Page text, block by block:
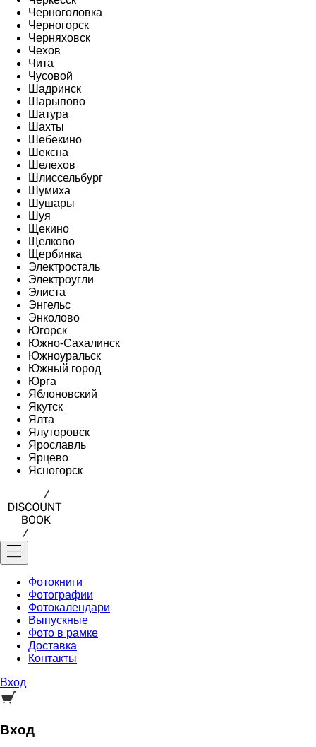
Черноголовка
Черногорск
Черняховск
Чехов
Чита
Чусовой
Шадринск
Шарыпово
Шатура
Шахты
Шебекино
Шексна
Шелехов
Шлиссельбург
Шумиха
Шушары
Шуя
Щекино
Щелково
Щербинка
Электросталь
Электроугли
Элиста
Энгельс
Энколово
Югорск
Южно-Сахалинск
Южноуральск
Южный город
Юрга
Яблоновский
Якутск
Ялта
Ялуторовск
Ярославль
Ярцево
Ясногорск
Фотокниги
Фотографии
Фотокалендари
Выпускные
Фото в рамке
Доставка
Контакты
Вход
Вход